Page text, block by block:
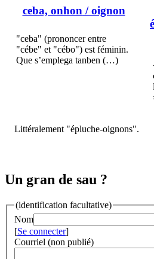
ceba, onhon/ oignon
"ceba" (prononcer entre
"cébe" et "cébo") est féminin.
Que s’emplega tanben (…)
Littéralement "épluche-oignons".
Un gran de sau ?
(identification facultative)
Nom
[Se connecter]
Courriel (non publié)